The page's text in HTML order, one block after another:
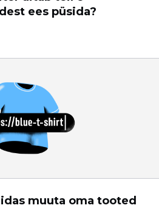
ees püsida?
muuta oma tooted